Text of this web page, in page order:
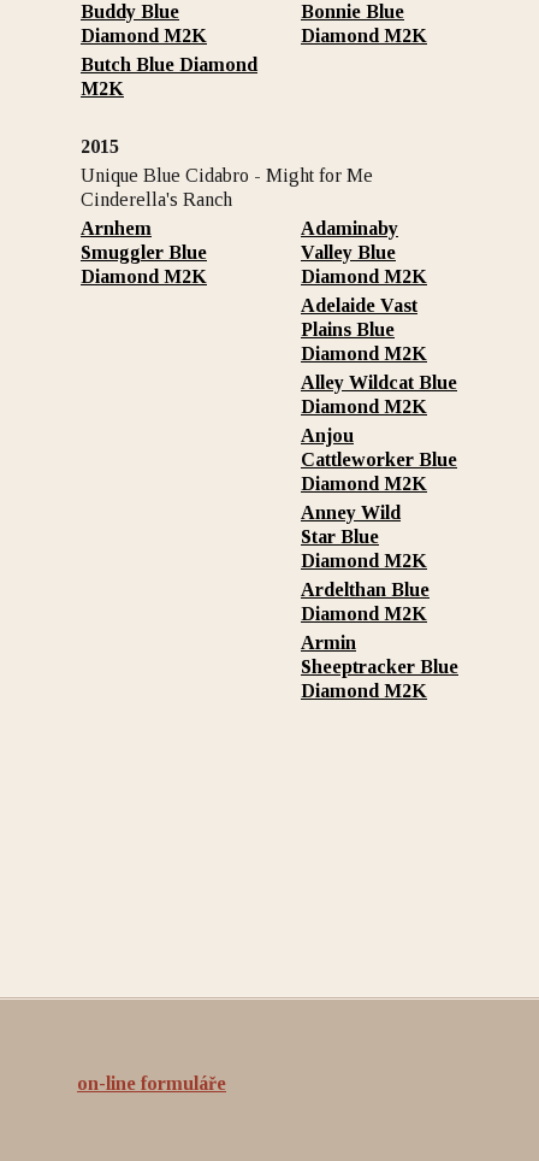
Buddy Blue
Diamond M2K
Bonnie Blue
Diamond M2K
Butch Blue Diamond
M2K
2015
Unique Blue Cidabro - Might for Me
Cinderella's Ranch
Arnhem
Smuggler Blue
Diamond M2K
Adaminaby
Valley Blue
Diamond M2K
Adelaide Vast
Plains Blue
Diamond M2K
Alley Wildcat Blue
Diamond M2K
Anjou
Cattleworker Blue
Diamond M2K
Anney Wild
Star Blue
Diamond M2K
Ardelthan Blue
Diamond M2K
Armin
Sheeptracker Blue
Diamond M2K
on-line formuláře